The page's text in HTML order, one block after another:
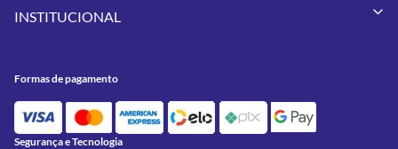
Pneus
Utilidades
Feminino
Lançamentos
Meus Pedidos
Política de Privacidade
Política de Campanhas e promoções
INSTITUCIONAL
Contato
Oficina/Serviços
Formas de pagamento
Segurança e Tecnologia